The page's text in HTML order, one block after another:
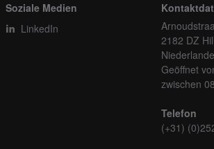
Soziale Medien
LinkedIn
2182 DZ
Niederlande
Geöffnet
zwischen
Telefon
(+31)